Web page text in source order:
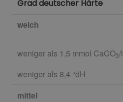
Grad deutscher Härte
weich
weniger als 1,5 mmol CaCO3/l
weniger als 8,4 °dH
mittel